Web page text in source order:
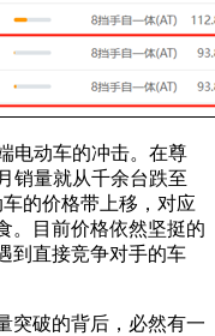
电动车的冲击。在尊
销量就从千余台跌至
的价格带上移，对应
。目前价格依然坚挺的
到直接竞争对手的车
突破的背后，必然有一